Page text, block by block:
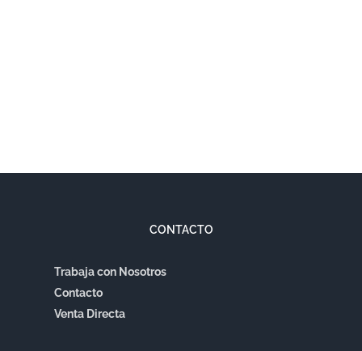
CONTACTO
Trabaja con Nosotros
Contacto
Venta Directa